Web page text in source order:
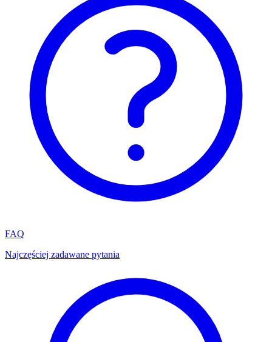
FAQ
Najczęściej zadawane pytania